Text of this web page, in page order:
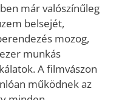
már valószínűleg
belsejét,
mozog,
munkás
A filmvászon
működnek az